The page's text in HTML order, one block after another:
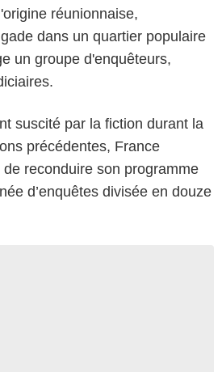
réunionnaise,
dans un quartier populaire
un groupe d'enquêteurs,
suscité par la fiction durant la
précédentes, France
reconduire son programme
d’enquêtes divisée en douze